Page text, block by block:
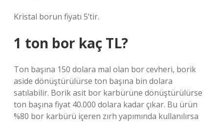
Kristal borun fiyatı 5’tir.
1 ton bor kaç TL?
Ton başına 150 dolara mal olan bor cevheri, borik
aside dönüştürülürse ton başına bin dolara
satılabilir. Borik asit bor karbürüne dönüştürülürse
ton başına fiyat 40.000 dolara kadar çıkar. Bu ürün
%80 bor karbürü içeren zırh yapımında kullanılırsa